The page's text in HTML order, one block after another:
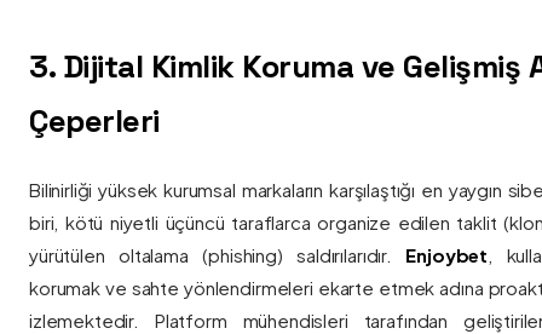
3. Dijital Kimlik Koruma ve Gelişmiş
Çeperleri
Bilinirliği yüksek kurumsal markaların karşılaştığı en yaygın
biri, kötü niyetli üçüncü taraflarca organize edilen taklit
yürütülen oltalama (phishing) saldırılarıdır. Enjoybet ,
korumak ve sahte yönlendirmeleri ekarte etmek adına
izlemektedir. Platform mühendisleri tarafından